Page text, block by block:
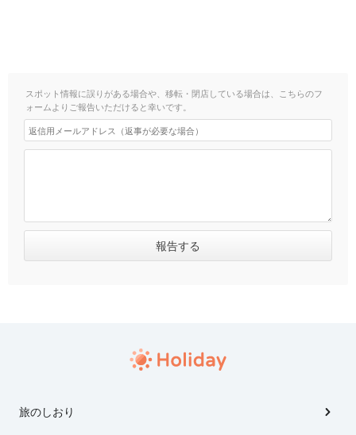
スポット情報に誤りがある場合や、移転・閉店している場合は、こちらのフ
ォームよりご報告いただけると幸いです。
旅のしおり